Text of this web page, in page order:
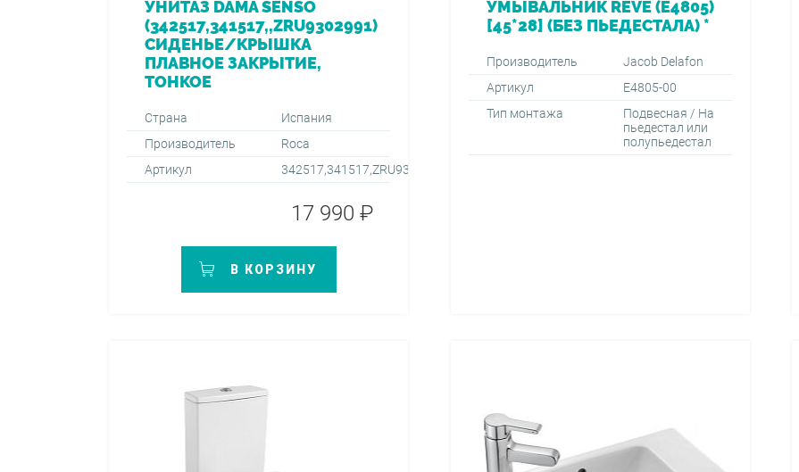
УНИТАЗ DAMA SENSO
(342517,341517,,ZRU9302991)
СИДЕНЬЕ/КРЫШКА
ПЛАВНОЕ ЗАКРЫТИЕ,
ТОНКОЕ
Страна
Испания
Производитель
Roca
Артикул
342517,341517,ZRU9302991
17 990 ₽
В КОРЗИНУ
УМЫВАЛЬНИК REVE (E4805)
[45*28] (БЕЗ ПЬЕДЕСТАЛА) *
Производитель
Jacob Delafon
Артикул
E4805-00
Тип монтажа
Подвесная / На
пьедестал или
полупьедестал